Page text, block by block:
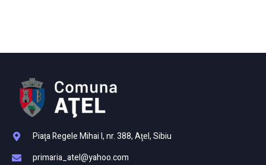
Piaţa Regele Mihai I, nr. 388, Aţel, Sibiu
primaria_atel@yahoo.com